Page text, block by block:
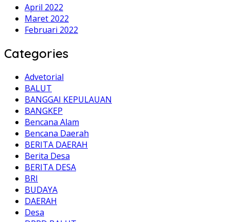
April 2022
Maret 2022
Februari 2022
Categories
Advetorial
BALUT
BANGGAI KEPULAUAN
BANGKEP
Bencana Alam
Bencana Daerah
BERITA DAERAH
Berita Desa
BERITA DESA
BRI
BUDAYA
DAERAH
Desa